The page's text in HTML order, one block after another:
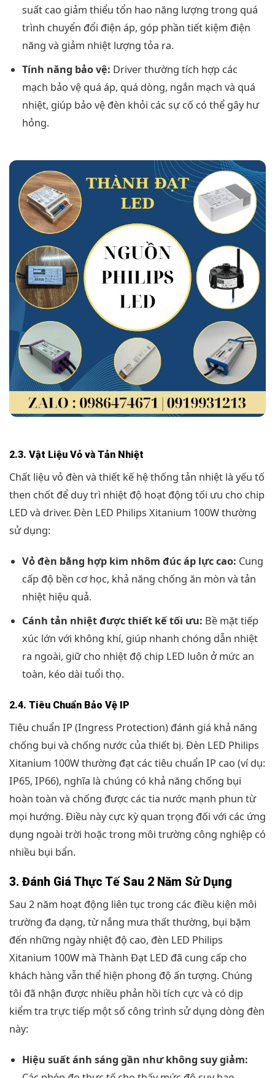
suất cao giảm thiểu tổn hao năng lượng trong quá
trình chuyển đổi điện áp, góp phần tiết kiệm điện
năng và giảm nhiệt lượng tỏa ra.
Tính năng bảo vệ: Driver thường tích hợp các
mạch bảo vệ quá áp, quá dòng, ngắn mạch và quá
nhiệt, giúp bảo vệ đèn khỏi các sự cố có thể gây hư
hỏng.
2.3. Vật Liệu Vỏ và Tản Nhiệt
Chất liệu vỏ đèn và thiết kế hệ thống tản nhiệt là yếu tố
then chốt để duy trì nhiệt độ hoạt động tối ưu cho chip
LED và driver. Đèn LED Philips Xitanium 100W thường
sử dụng:
Vỏ đèn bằng hợp kim nhôm đúc áp lực cao: Cung
cấp độ bền cơ học, khả năng chống ăn mòn và tản
nhiệt hiệu quả.
Cánh tản nhiệt được thiết kế tối ưu: Bề mặt tiếp
xúc lớn với không khí, giúp nhanh chóng dẫn nhiệt
ra ngoài, giữ cho nhiệt độ chip LED luôn ở mức an
toàn, kéo dài tuổi thọ.
2.4. Tiêu Chuẩn Bảo Vệ IP
Tiêu chuẩn IP (Ingress Protection) đánh giá khả năng
chống bụi và chống nước của thiết bị. Đèn LED Philips
Xitanium 100W thường đạt các tiêu chuẩn IP cao (ví dụ:
IP65, IP66), nghĩa là chúng có khả năng chống bụi
hoàn toàn và chống được các tia nước mạnh phun từ
mọi hướng. Điều này cực kỳ quan trọng đối với các ứng
dụng ngoài trời hoặc trong môi trường công nghiệp có
nhiều bụi bẩn.
3. Đánh Giá Thực Tế Sau 2 Năm Sử Dụng
Sau 2 năm hoạt động liên tục trong các điều kiện môi
trường đa dạng, từ nắng mưa thất thường, bụi bặm
đến những ngày nhiệt độ cao, đèn LED Philips
Xitanium 100W mà Thành Đạt LED đã cung cấp cho
khách hàng vẫn thể hiện phong độ ấn tượng. Chúng
tôi đã nhận được nhiều phản hồi tích cực và có dịp
kiểm tra trực tiếp một số công trình sử dụng dòng đèn
này:
Hiệu suất ánh sáng gần như không suy giảm: